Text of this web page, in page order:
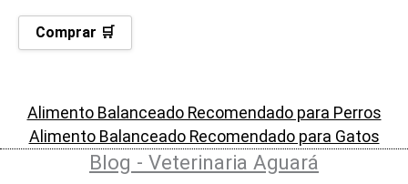
Comprar 🛒
Alimento Balanceado Recomendado para Perros
Alimento Balanceado Recomendado para Gatos
Blog - Veterinaria Aguará